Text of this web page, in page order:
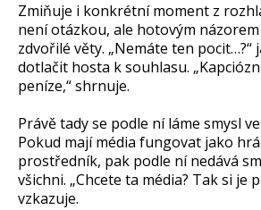
Zmiňuje i konkrétní moment z
není otázkou, ale hotovým
zdvořilé věty. „Nemáte ten
dotlačit hosta k souhlasu.
peníze,“ shrnuje.
Právě tady se podle ní láme smysl
Pokud mají média fungovat jako
prostředník, pak podle ní nedává
všichni. „Chcete ta média? Tak si je
vzkazuje.